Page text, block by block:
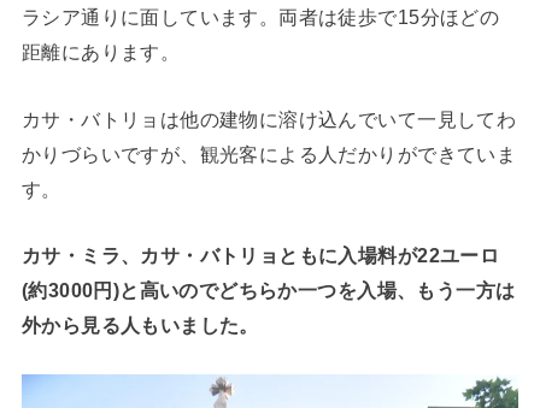
ラシア通りに面しています。両者は徒歩で15分ほどの
距離にあります。
カサ・バトリョは他の建物に溶け込んでいて一見してわ
かりづらいですが、観光客による人だかりができていま
す。
カサ・ミラ、カサ・バトリョともに入場料が22ユーロ
(約3000円)と高いのでどちらか一つを入場、もう一方は
外から見る人もいました。